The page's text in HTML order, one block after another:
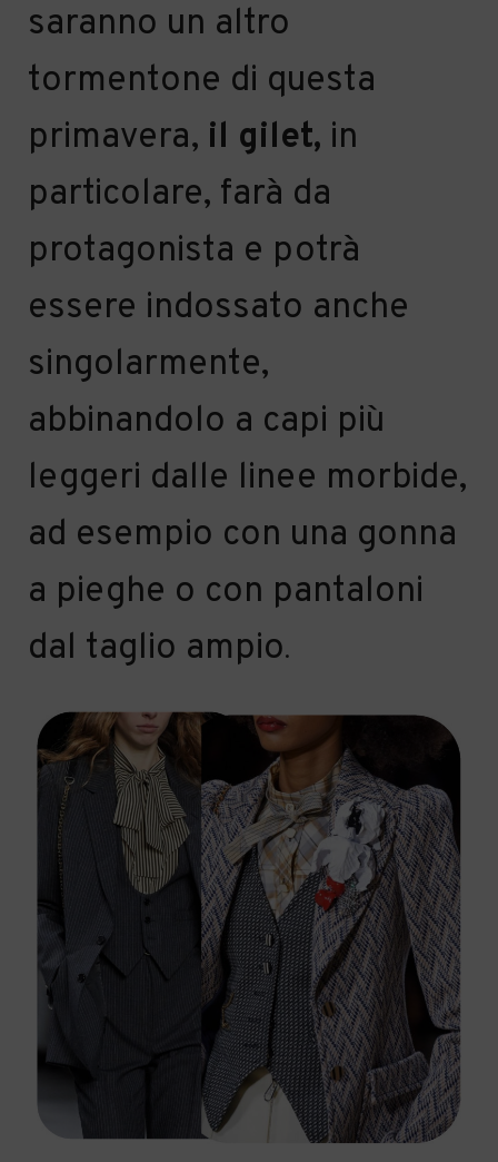
saranno un altro
tormentone di questa
primavera, il gilet, in
particolare, farà da
protagonista e potrà
essere indossato anche
singolarmente,
abbinandolo a capi più
leggeri dalle linee morbide,
ad esempio con una gonna
a pieghe o con pantaloni
dal taglio ampio.